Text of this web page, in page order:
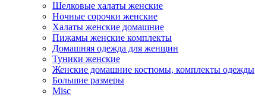
Шелковые халаты женские
Ночные сорочки женские
Халаты женские домашние
Пижамы женские комплекты
Домашняя одежда для женщин
Туники женские
Женские домашние костюмы, комплекты одежды
Большие размеры
Misc